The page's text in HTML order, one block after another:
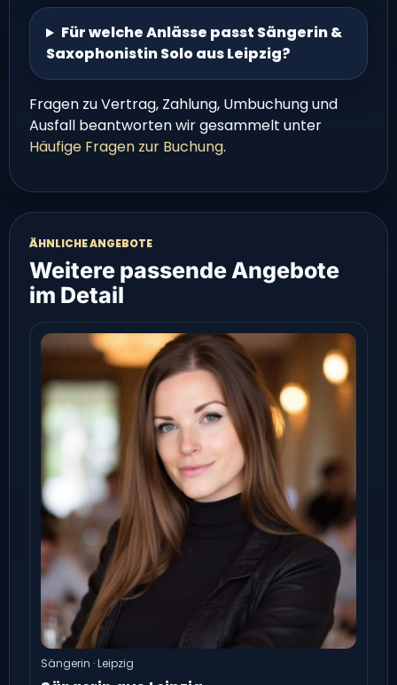
Für welche Anlässe passt Sängerin &
Saxophonistin Solo aus Leipzig?
Fragen zu Vertrag, Zahlung, Umbuchung und
Ausfall beantworten wir gesammelt unter
Häufige Fragen zur Buchung.
ÄHNLICHE ANGEBOTE
Weitere passende Angebote
im Detail
Sängerin · Leipzig